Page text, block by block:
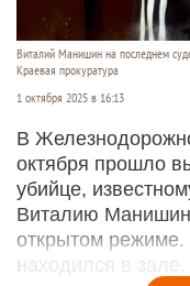
Виталий Манишин на последнем
Краевая прокуратура
1 октября 2025 в 16:13
В
октября прошло
убийце,
Виталию
открытом режиме.
находился в зале.